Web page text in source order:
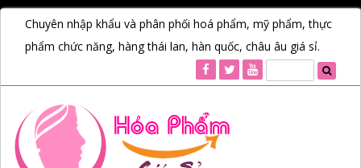
Chuyên nhập khẩu và phân phối hoá phẩm, mỹ phẩm, thực
phẩm chức năng, hàng thái lan, hàn quốc, châu âu giá sỉ.